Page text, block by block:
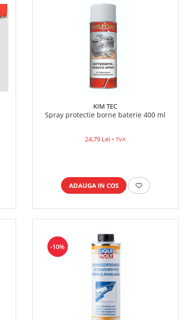
KIM TEC
Spray protectie borne baterie 400 ml
24,79 Lei + TVA
ADAUGA IN COS
-10%